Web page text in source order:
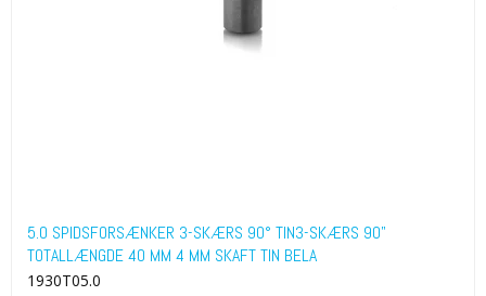
5.0 SPIDSFORSÆNKER 3-SKÆRS 90° TIN3-SKÆRS 90"
TOTALLÆNGDE 40 MM 4 MM SKAFT TIN BELA
1930T05.0